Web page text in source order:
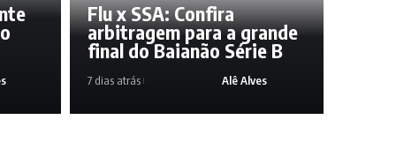
Flu x SSA: Confira
arbitragem para a grande
final do Baianão Série B
7 dias atrás Alê Alves